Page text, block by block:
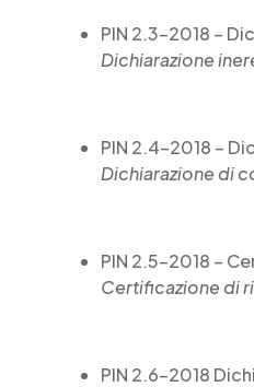
PIN 2.3-2018 –
Dichiarazione
PIN 2.4-2018 –
Dichiarazione di
PIN 2.5-2018 –
Certificazione di
PIN 2.6-2018